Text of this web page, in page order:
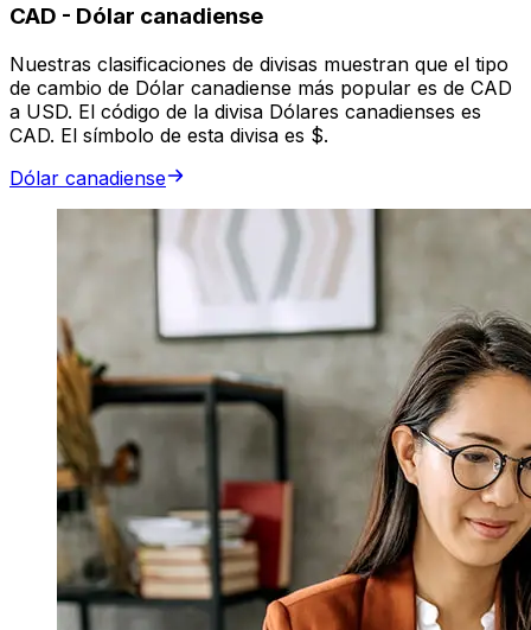
CAD - Dólar canadiense
Nuestras clasificaciones de divisas muestran que el tipo
de cambio de Dólar canadiense más popular es de CAD
a USD. El código de la divisa Dólares canadienses es
CAD. El símbolo de esta divisa es $.
Dólar canadiense